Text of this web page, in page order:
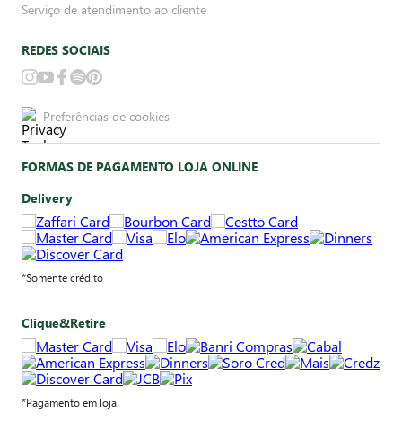
Serviço de atendimento ao cliente
REDES SOCIAIS
Preferências de cookies
FORMAS DE PAGAMENTO LOJA ONLINE
Delivery
*Somente crédito
Clique&Retire
*Pagamento em loja